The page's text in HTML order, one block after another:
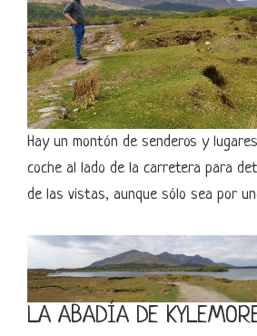
Hay un montón de senderos y
coche al lado de la carretera para
de las vistas, aunque sólo sea por
LA ABADÍA DE